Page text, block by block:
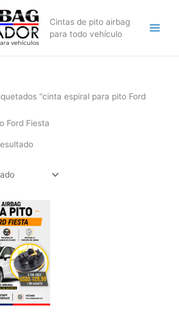
Cintas de pito airbag
para todo vehículo
“cinta espiral para pito Ford
Ford Fiesta
El
precio
actual
es:
$129,99.